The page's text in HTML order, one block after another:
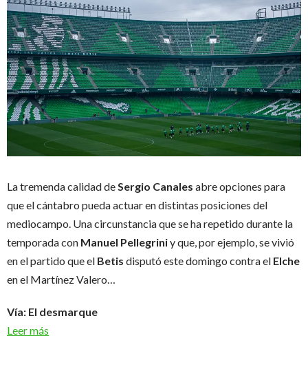
La tremenda calidad de Sergio Canales abre opciones para
que el cántabro pueda actuar en distintas posiciones del
mediocampo. Una circunstancia que se ha repetido durante la
temporada con Manuel Pellegriniy que, por ejemplo, se vivió
en el partido que el Betis disputó este domingo contra el Elche
en el Martínez Valero…
Vía: El desmarque
Leer más